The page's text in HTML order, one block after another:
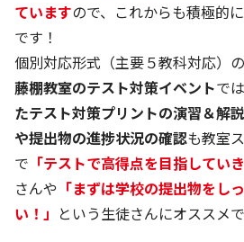
ていますので、これからも積極的
です！
個別対応形式（主要５教科対応）の
藤棚教室のテスト対策イベントでは
たテスト対策プリントの演習＆解説
や提出物の進捗状況の確認も教室
で 「テストで高得点を目指してい
さんや 「まずは学校の提出物をし
い！」 という生徒さんにオススメで